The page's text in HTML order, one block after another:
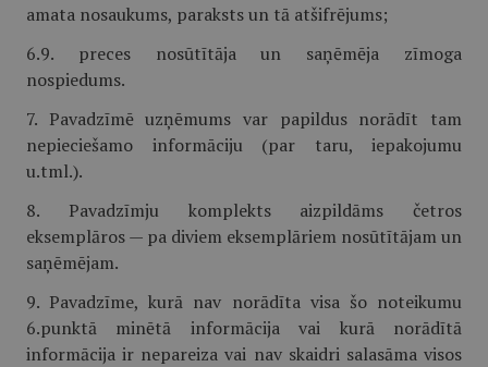
amata nosaukums, paraksts un tā atšifrējums;
6.9. preces nosūtītāja un saņēmēja zīmoga
nospiedums.
7. Pavadzīmē uzņēmums var papildus norādīt tam
nepieciešamo informāciju (par taru, iepakojumu
u.tml.).
8. Pavadzīmju komplekts aizpildāms četros
eksemplāros — pa diviem eksemplāriem nosūtītājam un
saņēmējam.
9. Pavadzīme, kurā nav norādīta visa šo noteikumu
6.punktā minētā informācija vai kurā norādītā
informācija ir nepareiza vai nav skaidri salasāma visos